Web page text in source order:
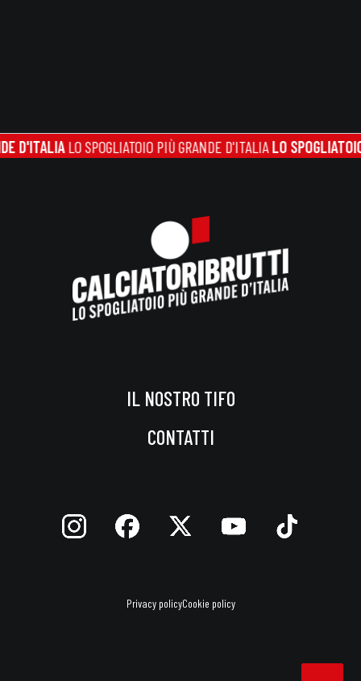
LO SPOGLIATOIO PIÙ GRANDE D'ITALIALO SPOGLIATOIO
IL NOSTRO TIFO
CONTATTI
Privacy policyCookie policy